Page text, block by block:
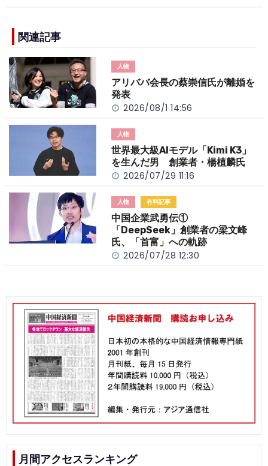
e
b
o
o
k
n
k
関連記事
人物
アリババ会長の蔡崇信氏が離婚を
発表
2026/08/1 14:56
人物
世界最大級AIモデル「Kimi K3」
を生んだ男 創業者・楊植麟氏
2026/07/29 11:16
人物 有料記事
中国企業武勇伝①
「DeepSeek」創業者の梁文峰
氏、「首富」への軌跡
2026/07/28 12:30
月間アクセスランキング